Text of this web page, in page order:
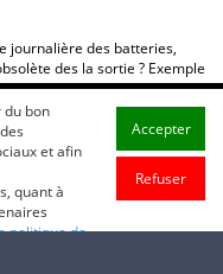
journalière des batteries,
des la sortie ? Exemple
au delà de 10ans.
est à peu près stable
également en R&D sur
du bon
et afin
quant à
politique de
Accepter
Refuser